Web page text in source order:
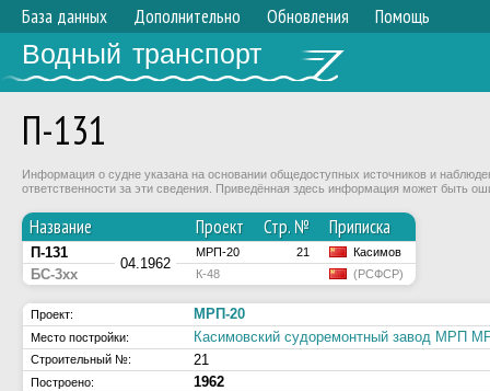
База данных Дополнительно Обновления Помощь
Водный транспорт
П-131
Информация о судне указана на основании общедоступных источников и
ответственности за эти сведения. Приведённая здесь информация может быть
Название Проект Стр. № Приписка
П-131
04.1962
МРП-20 21 Касимов
БС-3хх К-48 (РСФСР)
Проект: МРП-20
Место постройки: Касимовский судоремонтный завод МРП
Строительный №: 21
Построено: 1962